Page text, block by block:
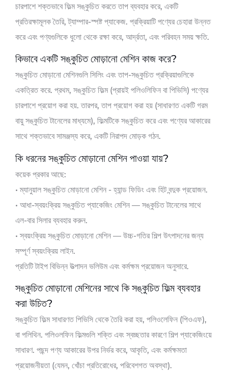
চারপাশে শক্তভাবে ফিল্ম সঙ্কুচিত করতে তাপ ব্যবহার করে, একটি
প্রতিরক্ষামূলক তৈরি, ট্যাম্পার-স্পষ্ট প্যাকেজ. প্রক্রিয়াটি পণ্যের চেহারা উন্নত
করে এবং পণ্যগুলিকে ধুলো থেকে রক্ষা করে, আর্দ্রতা, এবং পরিবহন সময় ক্ষতি.
কিভাবে একটি সঙ্কুচিত মোড়ানো মেশিন কাজ করে?
সঙ্কুচিত মোড়ানো মেশিনগুলি সিলিং এবং তাপ-সঙ্কুচিত প্রক্রিয়াগুলিকে
একত্রিত করে. প্রথম, সঙ্কুচিত ফিল্ম (প্রায়ই পলিওলিফিন বা পিভিসি) পণ্যের
চারপাশে প্রয়োগ করা হয়. তারপর, তাপ প্রয়োগ করা হয় (সাধারণত একটি গরম
বায়ু সঙ্কুচিত টানেলের মাধ্যমে), ফিল্মটিকে সঙ্কুচিত করে এবং পণ্যের আকারের
সাথে শক্তভাবে সামঞ্জস্য করে, একটি নিরাপদ মোড়ক গঠন.
কি ধরনের সঙ্কুচিত মোড়ানো মেশিন পাওয়া যায়?
কয়েক প্রকার আছে:
• ম্যানুয়াল সঙ্কুচিত মোড়ানো মেশিন - হ্যান্ড ফিডিং এবং হিট বন্দুক প্রয়োজন.
• আধা-স্বয়ংক্রিয় সঙ্কুচিত প্যাকেজিং মেশিন — সঙ্কুচিত টানেলের সাথে
এল-বার সিলার ব্যবহার করুন.
• স্বয়ংক্রিয় সঙ্কুচিত মোড়ানো মেশিন — উচ্চ-গতির শিল্প উৎপাদনের জন্য
সম্পূর্ণ স্বয়ংক্রিয় লাইন.
প্রতিটি টাইপ বিভিন্ন উত্পাদন ভলিউম এবং কর্মক্ষম প্রয়োজন অনুসারে.
সঙ্কুচিত মোড়ানো মেশিনের সাথে কি সঙ্কুচিত ফিল্ম ব্যবহার
করা উচিত?
সঙ্কুচিত ফিল্ম সাধারণত পিভিসি থেকে তৈরি করা হয়, পলিওলেফিন (পিওএফ),
বা পলিথিন. পলিওলফিন ফিল্মগুলি শক্তি এবং স্বচ্ছতার কারণে শিল্প প্যাকেজিংয়ে
সাধারণ. পছন্দ পণ্য আকারের উপর নির্ভর করে, আকৃতি, এবং কর্মক্ষমতা
প্রয়োজনীয়তা (যেমন, খোঁচা প্রতিরোধের, পরিবেশগত অবস্থা).